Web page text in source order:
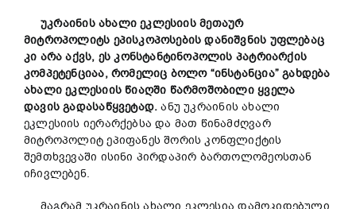
უკრაინის ახალი ეკლესიის მეთაურ
მიტროპოლიტს ეპისკოპოსების დანიშვნის უფლებაც
კი არა აქვს, ეს კონსტანტინოპოლის პატრიარქის
კომპეტენციაა, რომელიც ბოლო “ინსტანცია” გახდება
ახალი ეკლესიის წიაღში წარმოშობილი ყველა
დავის გადასაწყვეტად.ანუ უკრაინის ახალი
ეკლესიის იერარქებსა და მათ წინამძღვარ
მიტროპოლიტ ეპიფანეს შორის კონფლიქტის
შემთხვევაში ისინი პირდაპირ ბართოლომეოსთან
იჩივლებენ.